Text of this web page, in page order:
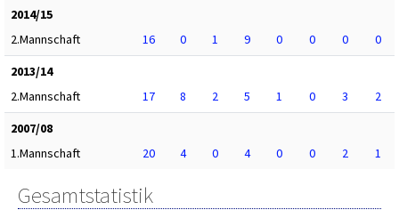
2014/15
2.Mannschaft
16 0 1 9 0 0 0
0
2013/14
2.Mannschaft
17 8 2 5 1 0 3
2
2007/08
1.Mannschaft
20 4 0 4 0 0 2 1
Gesamtstatistik